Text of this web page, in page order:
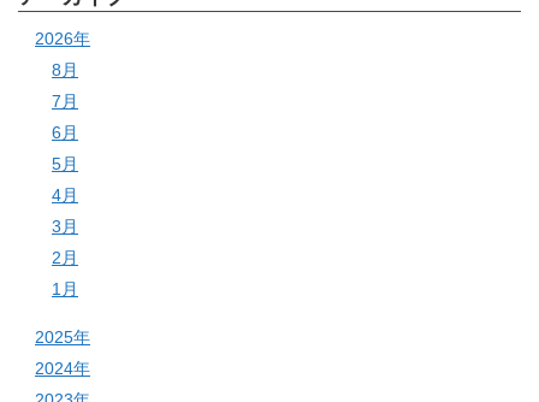
2026年
8月
7月
6月
5月
4月
3月
2月
1月
2025年
2024年